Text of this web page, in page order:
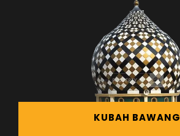
KUBAH BAWANG